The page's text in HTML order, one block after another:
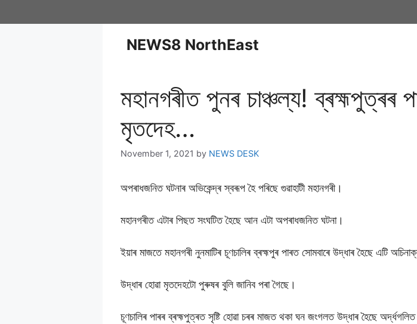
NEWS8 NorthEast
মহানগৰীত পুনৰ চাঞ্চল্য! ব্ৰহ্মপুত্ৰৰ
মৃতদেহ…
November 1, 2021 by NEWS DESK
অপৰাধজনিত ঘটনাৰ অভিকেন্দ্ৰ স্বৰূপ হৈ পৰিছে গুৱাহাটী মহানগৰী।
মহানগৰীত এটাৰ পিছত সংঘটিত হৈছে আন এটা অপৰাধজনিত ঘটনা।
ইয়াৰ মাজতে মহানগৰী নুনমাটিৰ চূণচালিৰ ব্ৰহ্মপুৰ পাৰত সোমবাৰে উদ্ধাৰ হৈছে এটি
উদ্ধাৰ হোৱা মৃতদেহটো পুৰুষৰ বুলি জানিব পৰা গৈছে।
চূণচালিৰ পাৰৰ ব্ৰহ্মপুত্ৰত সৃষ্টি হোৱা চৰৰ মাজত থকা ঘন জংগলত উদ্ধাৰ হৈছে